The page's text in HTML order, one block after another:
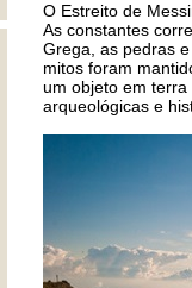
O Estreito de
As constantes
Grega, as pedras
mitos foram
um objeto em
arqueológicas e